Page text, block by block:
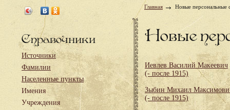
Справочники
Источники
Фамилии
Населенные пункты
Имения
Учреждения
Главная Новые персональные
Новые
Иевлев Василий Макеевич
(- после 1915)
Зыбин Михаил
(- после 1915)